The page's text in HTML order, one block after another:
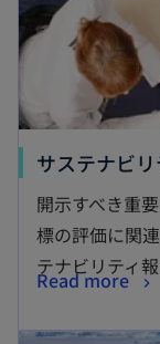
サステナビ
開示すべき重
標の評価に関
テナビリティ
Read more